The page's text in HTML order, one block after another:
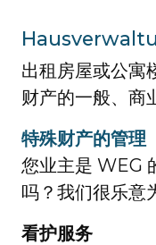
出租房屋或公寓
财产的一般、商
特殊财产的管理
您业主是 WEG
吗？我们很乐意
看护服务